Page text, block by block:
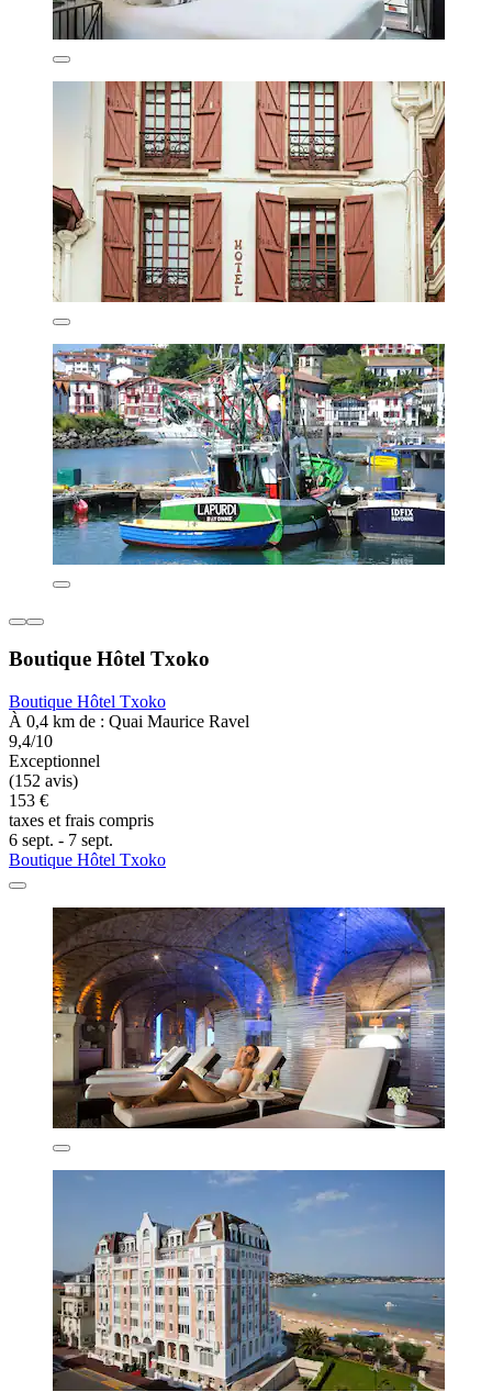
Boutique Hôtel Txoko
Boutique Hôtel Txoko
À 0,4 km de : Quai Maurice Ravel
9,4/10
Exceptionnel
(152 avis)
153 €
taxes et frais compris
6 sept. - 7 sept.
Boutique Hôtel Txoko